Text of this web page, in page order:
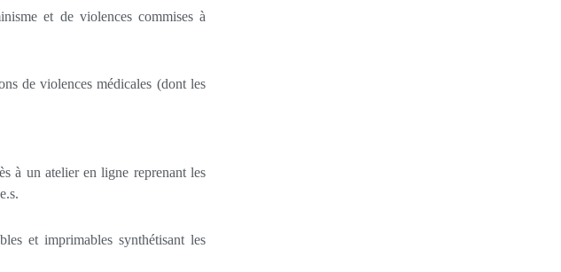
et de violences commises à
de violences médicales (dont les
à un atelier en ligne reprenant les
et imprimables synthétisant les